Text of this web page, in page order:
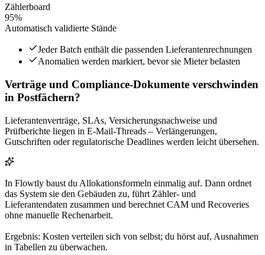
Zählerboard
95%
Automatisch validierte Stände
Jeder Batch enthält die passenden Lieferantenrechnungen
Anomalien werden markiert, bevor sie Mieter belasten
Verträge und Compliance-Dokumente verschwinden
in Postfächern?
Lieferantenverträge, SLAs, Versicherungsnachweise und
Prüfberichte liegen in E-Mail-Threads – Verlängerungen,
Gutschriften oder regulatorische Deadlines werden leicht übersehen.
In Flowtly baust du Allokationsformeln einmalig auf. Dann ordnet
das System sie den Gebäuden zu, führt Zähler- und
Lieferantendaten zusammen und berechnet CAM und Recoveries
ohne manuelle Rechenarbeit.
Ergebnis: Kosten verteilen sich von selbst; du hörst auf, Ausnahmen
in Tabellen zu überwachen.